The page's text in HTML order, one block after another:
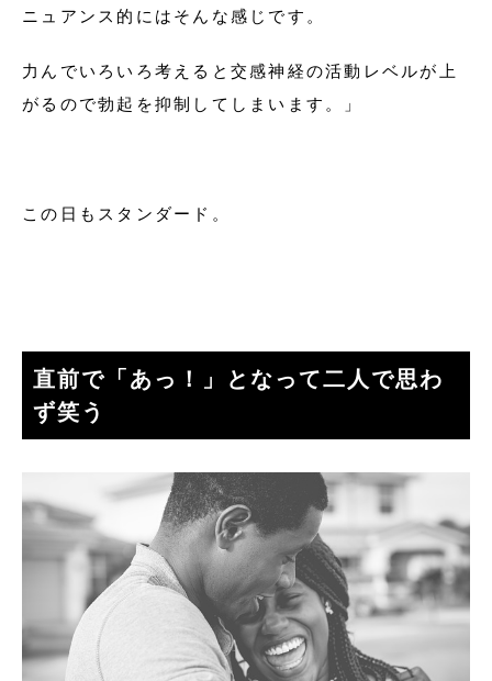
ニュアンス的にはそんな感じです。
力んでいろいろ考えると交感神経の活動レベルが上
がるので勃起を抑制してしまいます。」
この日もスタンダード。
直前で「あっ！」となって二人で思わ
ず笑う